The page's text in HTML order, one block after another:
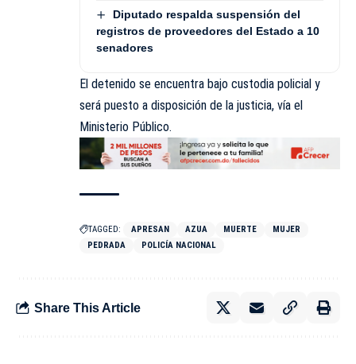
Diputado respalda suspensión del
registros de proveedores del Estado a 10
senadores
El detenido se encuentra bajo custodia policial y
será puesto a disposición de la justicia, vía el
Ministerio Público.
TAGGED: APRESAN AZUA MUERTE
MUJER
PEDRADA
POLICÍA NACIONAL
Share This Article